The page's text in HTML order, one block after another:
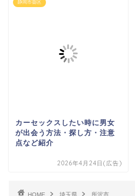
静岡市葵区
カーセックスしたい時に男女
が出会う方法・探し方・注意
点など紹介
2026年4月24日(広告)
HOME 埼玉県 所沢市